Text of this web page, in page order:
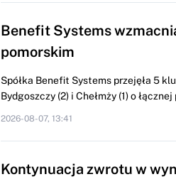
Benefit Systems
pomorskim
Spółka Benefit Systems przejęła 5
Bydgoszczy (2) i Chełmży (1) o
2026-08-07, 13:41
Kontynuacja zwrotu w